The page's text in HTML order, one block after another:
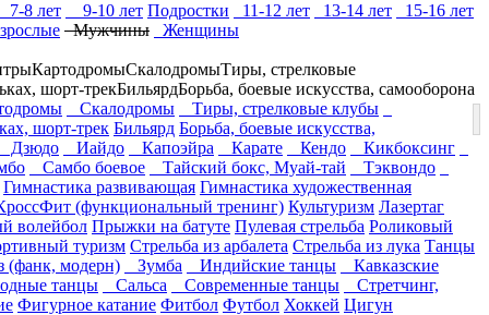
8 лет 9-10 лет Подростки 11-12 лет 13-14 лет
15-16 лет
Мужчины Женщины
КартодромыСкалодромыТиры, стрелковые
шорт-трекБильярдБорьба, боевые искусства, самооборона
Скалодромы
Тиры, стрелковые клубы
шорт-трек Бильярд Борьба, боевые искусства,
Иайдо Капоэйра Карате Кендо
Кикбоксинг
Самбо боевое Тайский бокс, Муай-тай
Тэквондо
Гимнастика развивающая Гимнастика художественная
(функциональный тренинг) Культуризм Лазертаг
волейбол Прыжки на батуте Пулевая стрельба Роликовый
туризм Стрельба из арбалета Стрельба из лука Танцы
модерн)
Зумба Индийские танцы
Кавказские
танцы
Сальса Современные танцы
Стретчинг,
Фигурное катание Фитбол Футбол Хоккей Цигун